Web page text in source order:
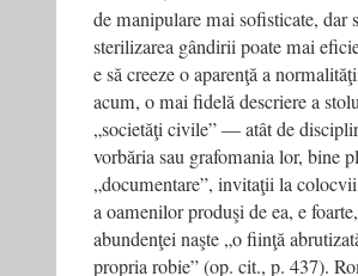
de manipulare mai sofisticate, dar
sterilizarea gândirii poate mai
e să creeze o aparenţă a
acum, o mai fidelă descriere a
„societăţi civile” — atât de
vorbăria sau grafomania lor, bine
„documentare”, invitaţii la
a oamenilor produşi de ea, e
abundenţei naşte „o fiinţă
propria robie” (op. cit., p. 437).